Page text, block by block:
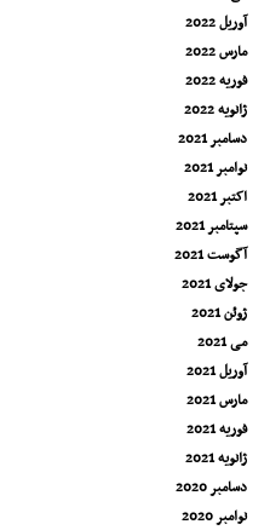
آوریل 2022
مارس 2022
فوریه 2022
ژانویه 2022
دسامبر 2021
نوامبر 2021
اکتبر 2021
سپتامبر 2021
آگوست 2021
جولای 2021
ژوئن 2021
می 2021
آوریل 2021
مارس 2021
فوریه 2021
ژانویه 2021
دسامبر 2020
نوامبر 2020